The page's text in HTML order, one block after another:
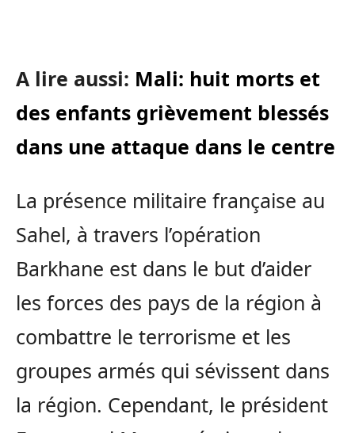
A lire aussi: Mali: huit morts et
des enfants grièvement blessés
dans une attaque dans le centre
La présence militaire française au
Sahel, à travers l’opération
Barkhane est dans le but d’aider
les forces des pays de la région à
combattre le terrorisme et les
groupes armés qui sévissent dans
la région. Cependant, le président